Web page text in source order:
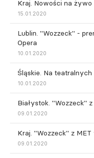
Kraj. Nowości na żywo
15.01.2020
Lublin. "Wozzeck" -
Opera
10.01.2020
Śląskie. Na
10.01.2020
Białystok. "Wozzeck"
09.01.2020
Kraj. "Wozzeck" z
09.01.2020